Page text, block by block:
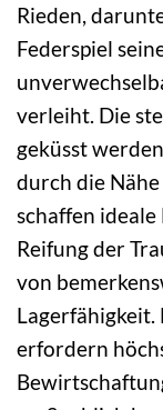
Rieden,
Federspiel
verleiht. Die
geküsst
durch die
schaffen
Reifung der
von
erfordern